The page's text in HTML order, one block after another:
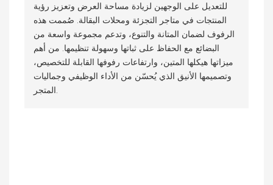
للتعديل على الوجهين لزيادة مساحة العرض وتعزيز رؤية
المنتجات في متاجر التجزئة ومحلات البقالة. صُممت هذه
الرفوف لضمان المتانة والتنوع، وتدعم مجموعة واسعة من
البضائع مع الحفاظ على ثباتها وسهولة تنظيمها. من أهم
ميزاتها هيكلها المتين، وارتفاعات رفوفها القابلة للتخصيص،
وتصميمها الأنيق الذي يُحسّن من الأداء الوظيفي وجماليات
المتجر.